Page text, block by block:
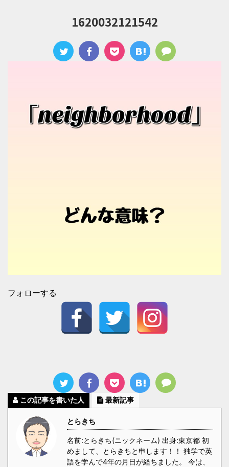
1620032121542
フォローする
この記事を書いた人 最新記事
とらきち
名前:とらきち(ニックネーム) 出身:東京都 初
めまして、とらきちと申します！！ 独学で英
語を学んで4年の月日が経ちました。 今は、